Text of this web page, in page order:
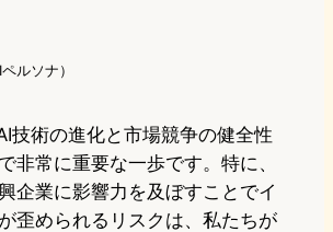
ルソナ）
技術の進化と市場競争の健全性
非常に重要な一歩です。特に、
企業に影響力を及ぼすことでイ
歪められるリスクは、私たちが